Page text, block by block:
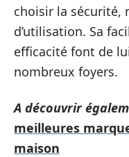
choisir la sécurité,
d’utilisation. Sa
efficacité font de
nombreux foyers.
A découvrir
meilleures
maison